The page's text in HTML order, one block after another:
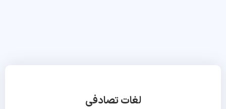
لغات تصادفی